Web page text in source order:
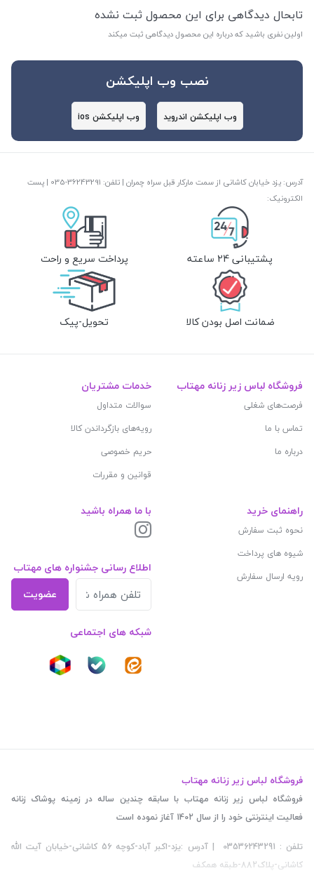
تابحال دیدگاهی برای این محصول ثبت نشده
اولین نفری باشید که درباره این محصول دیدگاهی ثبت میکند
نصب وب اپلیکشن
وب اپلیکشن اندروید وب اپلیکشن ios
آدرس: یزد خیابان کاشانی از سمت مارکار قبل سراه چمران | تلفن: ‎035-36243291 | پست
الکترونیک:
پشتیبانی 24 ساعته پرداخت سریع و راحت
ضمانت اصل بودن کالا تحویل-پیک
فروشگاه لباس زیر زنانه مهتاب
فرصت‌های شغلی
تماس با ما
درباره ما
خدمات مشتریان
سوالات متداول
رویه‌های بازگرداندن کالا
حریم خصوصی
قوانین و مقررات
راهنمای خرید
نحوه ثبت سفارش
شیوه های پرداخت
رویه ارسال سفارش
با ما همراه باشید
اطلاع رسانی جشنواره های مهتاب
عضویت
شبکه های اجتماعی
فروشگاه لباس زیر زنانه مهتاب
فروشگاه لباس زیر زنانه مهتاب با سابقه چندین ساله در زمینه پوشاک زنانه
فعالیت اینترنتی خود را از سال 1402 آغاز نموده است
تلفن : 03536243291 | آدرس :یزد-اکبر آباد-کوچه 56 کاشانی-خیابان آیت الله
کاشانی-پلاک882-طبقه همکف